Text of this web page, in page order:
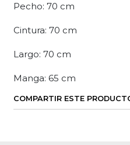
Pecho: 70 cm
Cintura: 70 cm
Largo: 70 cm
Manga: 65 cm
COMPARTIR ESTE